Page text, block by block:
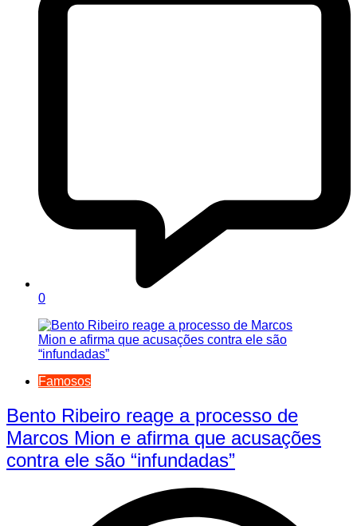
0
Famosos
Bento Ribeiro reage a processo de
Marcos Mion e afirma que acusações
contra ele são “infundadas”